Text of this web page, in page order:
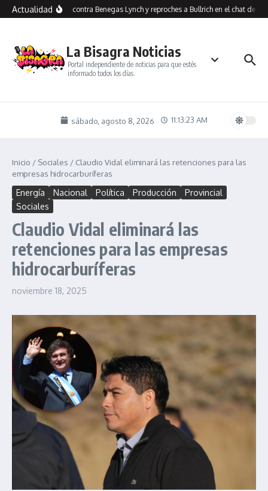
Saltar al contenido
ActualidadInsultos contra Benegas Lynch y reproches a Bullrich en el chat de los
La Bisagra Noticias
Portal independiente de noticias para que estés
informado todos los días.
sábado, agosto 8, 2026 11:13:24 AM
Inicio / Sociales / Claudio Vidal eliminará las retenciones para las
empresas hidrocarburíferas
Energía Nacional Política Producción
Provincial
Sociales
Claudio Vidal eliminará las
retenciones para las empresas
hidrocarburíferas
noviembre 18, 2025